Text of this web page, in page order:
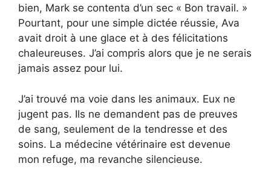
bien, Mark se contenta d’un sec « Bon travail. »
Pourtant, pour une simple dictée réussie, Ava
avait droit à une glace et à des félicitations
chaleureuses. J’ai compris alors que je ne serais
jamais assez pour lui.
J’ai trouvé ma voie dans les animaux. Eux ne
jugent pas. Ils ne demandent pas de preuves
de sang, seulement de la tendresse et des
soins. La médecine vétérinaire est devenue
mon refuge, ma revanche silencieuse.